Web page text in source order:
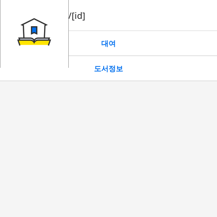
book/rent/[id]
대여
도서정보